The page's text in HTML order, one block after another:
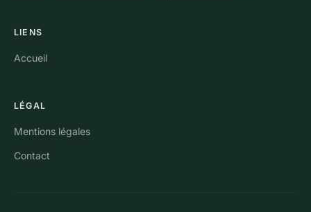
LIENS
Accueil
LÉGAL
Mentions légales
Contact